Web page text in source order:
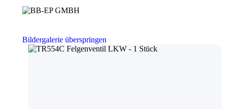
Bildergalerie überspringen